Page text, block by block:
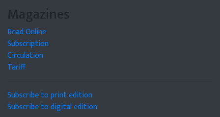
Magazines
Read Online
Subscription
Circulation
Tariff
Subscribe to print edition
Subscribe to digital edition